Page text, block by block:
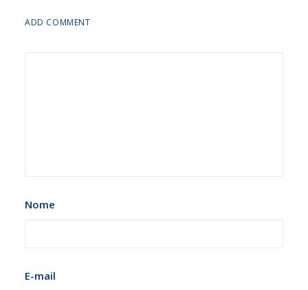
ADD COMMENT
Nome
E-mail